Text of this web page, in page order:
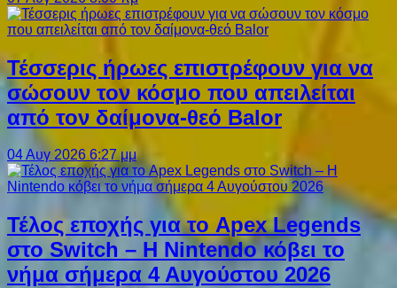
Τέσσερις ήρωες επιστρέφουν για να
σώσουν τον κόσμο που απειλείται
από τον δαίμονα-θεό Balor
04 Αυγ 2026 6:27 μμ
Τέλος εποχής για το Apex Legends
στο Switch – Η Nintendo κόβει το
νήμα σήμερα 4 Αυγούστου 2026